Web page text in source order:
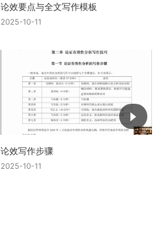
论效要点与全文写作模板
2025-10-11
论效写作步骤
2025-10-11